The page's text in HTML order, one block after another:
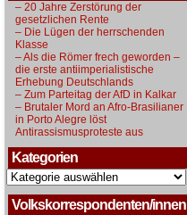
– 20 Jahre Zerstörung der
gesetzlichen Rente
– Die Lügen der herrschenden
Klasse
– Als die Römer frech geworden –
die erste antiimperialistische
Erhebung Deutschlands
– Zum Parteitag der AfD in Kalkar
– Brutaler Mord an Afro-Brasilianer
in Porto Alegre löst
Antirassismusproteste aus
Kategorien
Kategorien
Volkskorrespondenten/innen